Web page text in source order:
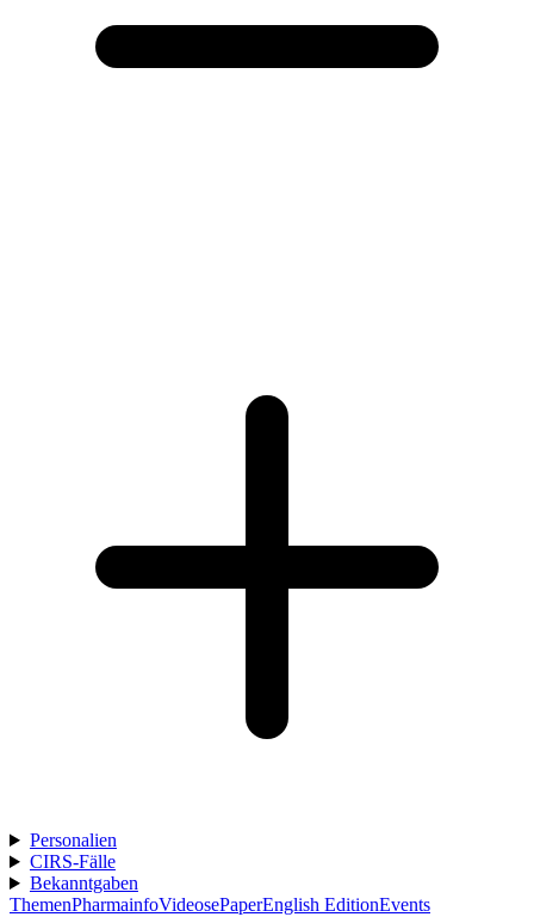
Personalien
CIRS-Fälle
Bekanntgaben
ThemenPharmainfoVideosePaperEnglish EditionEvents